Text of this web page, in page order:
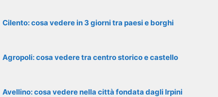
Cilento: cosa vedere in 3 giorni tra paesi e borghi
Agropoli: cosa vedere tra centro storico e castello
Avellino: cosa vedere nella città fondata dagli Irpini